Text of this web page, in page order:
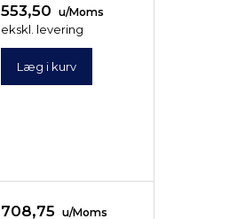
553,50 u/Moms
ekskl. levering
Læg i kurv
708,75 u/Moms